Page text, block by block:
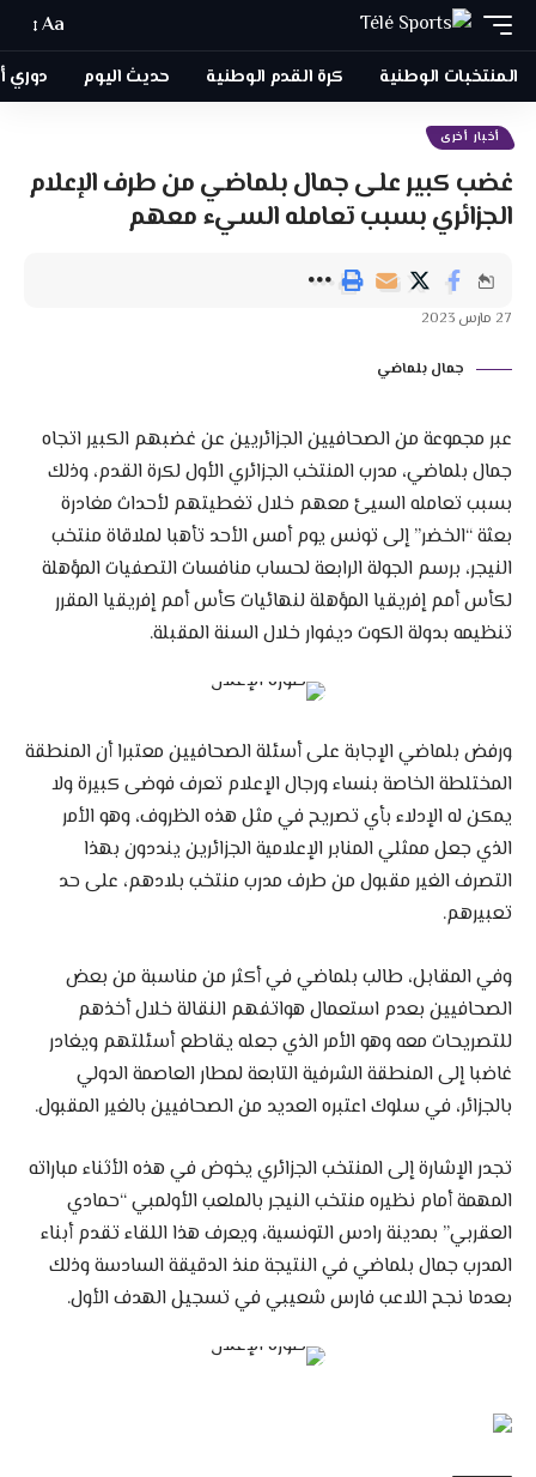
Aa
المنتخبات الوطنية كرة القدم الوطنية حديث اليوم دوري
أخبار أخرى
غضب كبير على جمال بلماضي من طرف الإعلام
الجزائري بسبب تعامله السيء معهم
جمال بلماضي
عبر مجموعة من الصحافيين الجزائريين عن غضبهم الكبير اتجاه
جمال بلماضي، مدرب المنتخب الجزائري الأول لكرة القدم، وذلك
بسبب تعامله السيئ معهم خلال تغطيتهم لأحداث مغادرة
بعثة “الخضر” إلى تونس يوم أمس الأحد تأهبا لملاقاة منتخب
النيجر، برسم الجولة الرابعة لحساب منافسات التصفيات المؤهلة
لكأس أمم إفريقيا المؤهلة لنهائيات كأس أمم إفريقيا المقرر
تنظيمه بدولة الكوت ديفوار خلال السنة المقبلة.
ورفض بلماضي الإجابة على أسئلة الصحافيين معتبرا أن المنطقة
المختلطة الخاصة بنساء ورجال الإعلام تعرف فوضى كبيرة ولا
يمكن له الإدلاء بأي تصريح في مثل هذه الظروف، وهو الأمر
الذي جعل ممثلي المنابر الإعلامية الجزائرين ينددون بهذا
التصرف الغير مقبول من طرف مدرب منتخب بلادهم، على حد
تعبيرهم.
وفي المقابل، طالب بلماضي في أكثر من مناسبة من بعض
الصحافيين بعدم استعمال هواتفهم النقالة خلال أخذهم
للتصريحات معه وهو الأمر الذي جعله يقاطع أسئلتهم ويغادر
غاضبا إلى المنطقة الشرفية التابعة لمطار العاصمة الدولي
بالجزائر، في سلوك اعتبره العديد من الصحافيين بالغير المقبول.
تجدر الإشارة إلى المنتخب الجزائري يخوض في هذه الأثناء مباراته
المهمة أمام نظيره منتخب النيجر بالملعب الأولمبي “حمادي
العقربي” بمدينة رادس التونسية، ويعرف هذا اللقاء تقدم أبناء
المدرب جمال بلماضي في النتيجة منذ الدقيقة السادسة وذلك
بعدما نجح اللاعب فارس شعيبي في تسجيل الهدف الأول.